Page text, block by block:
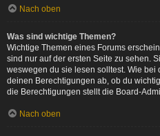
Nach oben
Was sind wichtige Themen?
Wichtige Themen eines Forums
sind nur auf der ersten Seite zu sehen.
weswegen du sie lesen solltest. Wie
deinen Berechtigungen ab, ob du
die Berechtigungen stellt die Board-
Nach oben